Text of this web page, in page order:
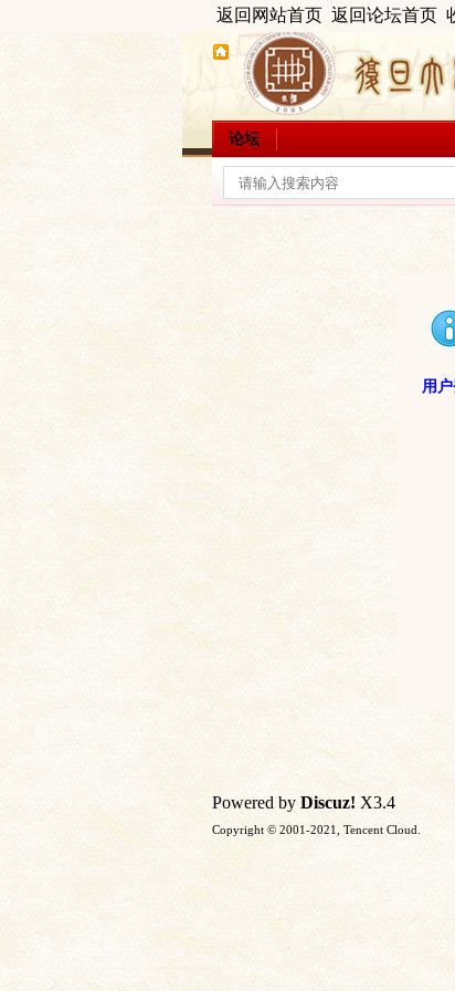
返回网站首页 返回论坛首页
论坛
用
Powered by Discuz! X3.4
Copyright © 2001-2021, Tencent Cloud.